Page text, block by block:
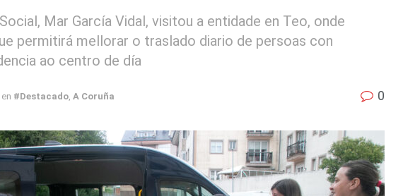
Mar García Vidal, visitou a entidade en Teo, onde
permitirá mellorar o traslado diario de persoas con
ao centro de día
en #Destacado A Coruña 0